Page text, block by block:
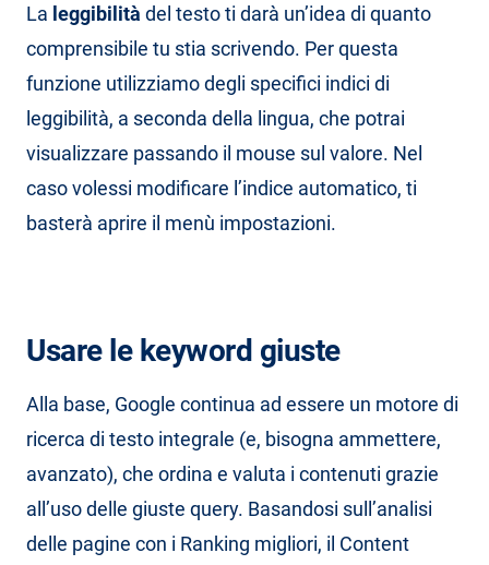
La leggibilità del testo ti darà un’idea di quanto
comprensibile tu stia scrivendo. Per questa
funzione utilizziamo degli specifici indici di
leggibilità, a seconda della lingua, che potrai
visualizzare passando il mouse sul valore. Nel
caso volessi modificare l’indice automatico, ti
basterà aprire il menù impostazioni.
Usare le keyword giuste
Alla base, Google continua ad essere un motore di
ricerca di testo integrale (e, bisogna ammettere,
avanzato), che ordina e valuta i contenuti grazie
all’uso delle giuste query. Basandosi sull’analisi
delle pagine con i Ranking migliori, il Content